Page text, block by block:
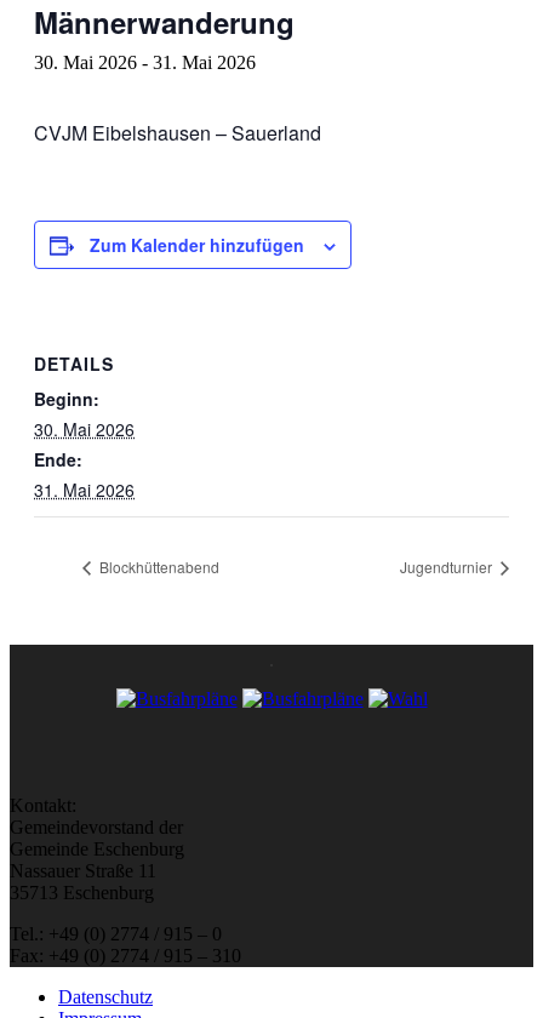
Männerwanderung
30. Mai 2026 - 31. Mai 2026
CVJM Eibelshausen – Sauerland
Zum Kalender hinzufügen
DETAILS
Beginn:
30. Mai 2026
Ende:
31. Mai 2026
Blockhüttenabend Jugendturnier
Kontakt:
Gemeindevorstand der
Gemeinde Eschenburg
Nassauer Straße 11
35713 Eschenburg
Tel.: +49 (0) 2774 / 915 – 0
Fax: +49 (0) 2774 / 915 – 310
Datenschutz